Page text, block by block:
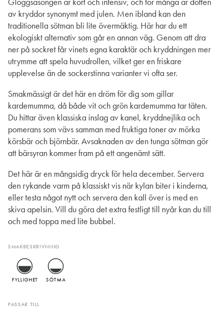
av kryddor synonymt med julen. Men ibland kan den
traditionella sötman bli lite övermäktig. Här har du ett
ekologiskt alternativ som går en annan väg. Genom att dra
ner på sockret får vinets egna karaktär och kryddningen mer
utrymme att spela huvudrollen, vilket ger en friskare
upplevelse än de sockerstinna varianter vi ofta ser.
Smakmässigt är det här en dröm för dig som gillar
kardemumma, då både vit och grön kardemumma tar täten.
Du hittar även klassiska inslag av kanel, kryddnejlika och
pomerans som vävs samman med fruktiga toner av mörka
körsbär och björnbär. Avsaknaden av den tunga sötman gör
att bärsyran kommer fram på ett angenämt sätt.
Det här är en mångsidig dryck för hela december. Servera
den rykande varm på klassiskt vis när kylan biter i kinderna,
eller testa något nytt och servera den kall över is med en
skiva apelsin. Vill du göra det extra festligt till nyår kan du till
och med toppa med lite bubbel.
SMAKBESKRIVNING
FYLLIGHET SÖTMA
PASSAR TILL